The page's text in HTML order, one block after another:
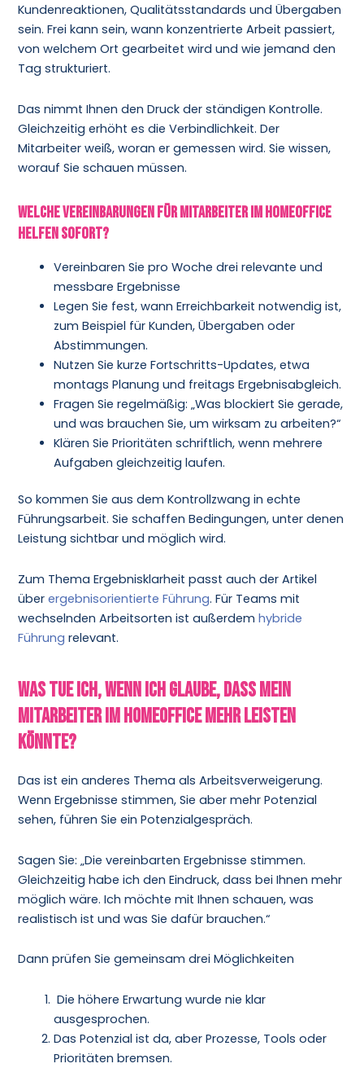
Kundenreaktionen, Qualitätsstandards und Übergaben
sein. Frei kann sein, wann konzentrierte Arbeit passiert,
von welchem Ort gearbeitet wird und wie jemand den
Tag strukturiert.
Das nimmt Ihnen den Druck der ständigen Kontrolle.
Gleichzeitig erhöht es die Verbindlichkeit. Der
Mitarbeiter weiß, woran er gemessen wird. Sie wissen,
worauf Sie schauen müssen.
Welche Vereinbarungen für Mitarbeiter im Homeoffice
helfen sofort?
Vereinbaren Sie pro Woche drei relevante und
messbare Ergebnisse
Legen Sie fest, wann Erreichbarkeit notwendig ist,
zum Beispiel für Kunden, Übergaben oder
Abstimmungen.
Nutzen Sie kurze Fortschritts-Updates, etwa
montags Planung und freitags Ergebnisabgleich.
Fragen Sie regelmäßig: „Was blockiert Sie gerade,
und was brauchen Sie, um wirksam zu arbeiten?“
Klären Sie Prioritäten schriftlich, wenn mehrere
Aufgaben gleichzeitig laufen.
So kommen Sie aus dem Kontrollzwang in echte
Führungsarbeit. Sie schaffen Bedingungen, unter denen
Leistung sichtbar und möglich wird.
Zum Thema Ergebnisklarheit passt auch der Artikel
über ergebnisorientierte Führung. Für Teams mit
wechselnden Arbeitsorten ist außerdem hybride
Führung relevant.
Was tue ich, wenn ich glaube, dass mein
Mitarbeiter im Homeoffice mehr leisten
könnte?
Das ist ein anderes Thema als Arbeitsverweigerung.
Wenn Ergebnisse stimmen, Sie aber mehr Potenzial
sehen, führen Sie ein Potenzialgespräch.
Sagen Sie: „Die vereinbarten Ergebnisse stimmen.
Gleichzeitig habe ich den Eindruck, dass bei Ihnen mehr
möglich wäre. Ich möchte mit Ihnen schauen, was
realistisch ist und was Sie dafür brauchen.“
Dann prüfen Sie gemeinsam drei Möglichkeiten
Die höhere Erwartung wurde nie klar
ausgesprochen.
Das Potenzial ist da, aber Prozesse, Tools oder
Prioritäten bremsen.